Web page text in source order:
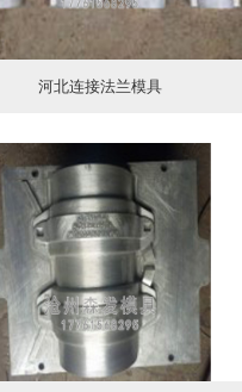
河北连接法兰模具